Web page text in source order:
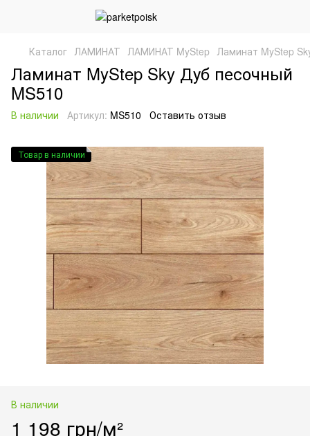
Каталог ЛАМИНАТ ЛАМИНАТ MyStep Ламинат MyStep
Ламинат MyStep Sky Дуб песочный
MS510
В наличии Артикул: MS510 Оставить отзыв
Товар в наличии
В наличии
1 198 грн/м²